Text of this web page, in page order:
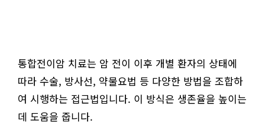
통합전이암 치료는 암 전이 이후 개별 환자의 상태에
따라 수술, 방사선, 약물요법 등 다양한 방법을 조합하
여 시행하는 접근법입니다. 이 방식은 생존율을 높이는
데 도움을 줍니다.